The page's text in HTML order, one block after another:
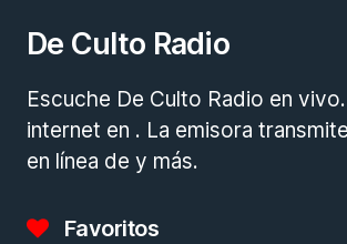
De Culto Radio
Escuche De Culto Radio en
internet en . La emisora
en línea de y más.
Favoritos